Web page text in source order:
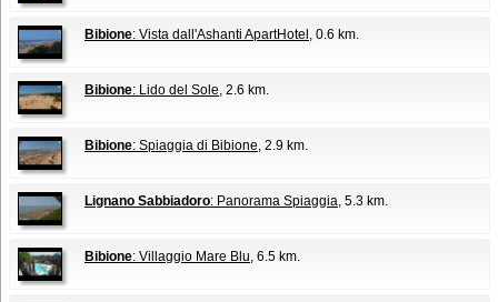
Bibione: Vista dall'Ashanti ApartHotel , 0.6 km.
Bibione: Lido del Sole, 2.6 km.
Bibione: Spiaggia di Bibione, 2.9 km.
Lignano Sabbiadoro: Panorama Spiaggia, 5.3 km.
Bibione: Villaggio Mare Blu, 6.5 km.